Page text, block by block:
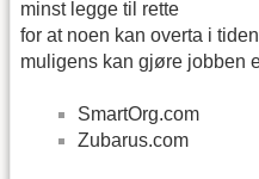
minst legge til rette
for at noen kan overta i
muligens kan gjøre jobben
SmartOrg.com
Zubarus.com